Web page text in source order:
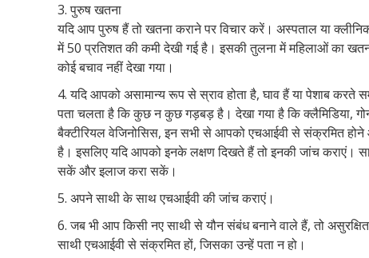
3. पुरुष खतना
यदि आप पुरुष हैं तो खतना कराने पर विचार करें। अस्पताल या
में 50 प्रतिशत की कमी देखी गई है। इसकी तुलना में महिलाओं का
कोई बचाव नहीं देखा गया।
4. यदि आपको असामान्य रूप से स्राव होता है, घाव हैं या पेशाब करते
पता चलता है कि कुछ न कुछ गड़बड़ है। देखा गया है कि क्लैमिडिया,
बैक्टीरियल वेजिनोसिस, इन सभी से आपको एचआईवी से संक्रमित
है। इसलिए यदि आपको इनके लक्षण दिखते हैं तो इनकी जांच कराएं।
सकें और इलाज करा सकें।
5. अपने साथी के साथ एचआईवी की जांच कराएं।
6. जब भी आप किसी नए साथी से यौन संबंध बनाने वाले हैं, तो
साथी एचआईवी से संक्रमित हों, जिसका उन्हें पता न हो।